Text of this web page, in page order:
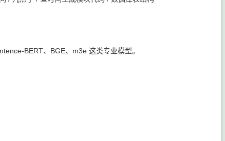
BERT、BGE、m3e 这类专业模型。